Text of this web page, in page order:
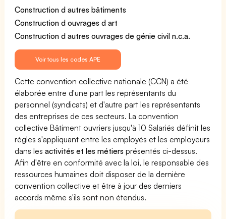
Construction d autres bâtiments
Construction d ouvrages d art
Construction d autres ouvrages de génie civil n.c.a.
Voir tous les codes APE
Cette convention collective nationale (CCN) a été
élaborée entre d'une part les représentants du
personnel (syndicats) et d'autre part les représentants
des entreprises de ces secteurs. La convention
collective Bâtiment ouvriers jusqu'à 10 Salariés définit les
règles s'appliquant entre les employés et les employeurs
dans lesactivités et les métiers présentés ci-dessus.
Afin d'être en conformité avec la loi, le responsable des
ressources humaines doit disposer de la dernière
convention collective et être à jour des derniers
accords même s'ils sont non étendus.